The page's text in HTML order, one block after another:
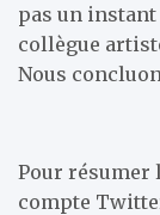
pas un
collègue
Nous
Pour résumer
compte